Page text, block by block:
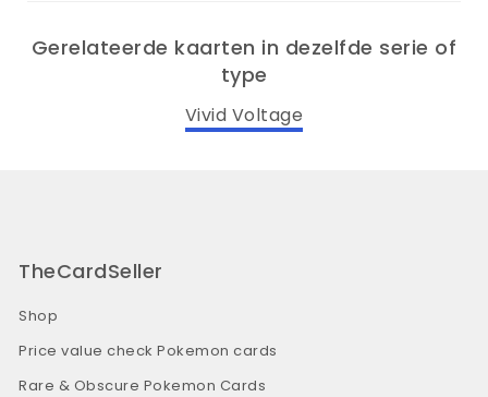
Gerelateerde kaarten in dezelfde serie of
type
Vivid Voltage
TheCardSeller
Shop
Price value check Pokemon cards
Rare & Obscure Pokemon Cards